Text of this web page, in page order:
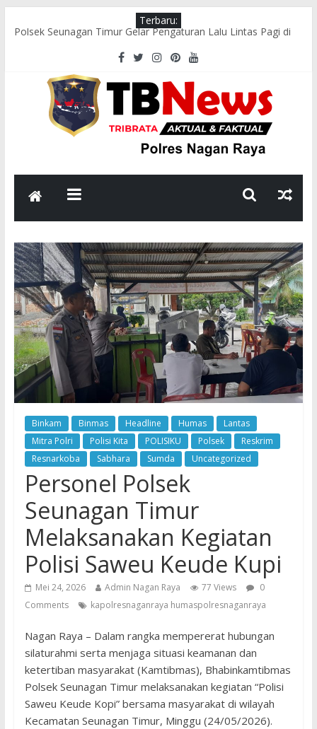
Terbaru:
Polsek Seunagan Timur Gelar Pengaturan Lalu Lintas Pagi di
Lokasi Rawan Kecelakaan dan Kemacetan
Polsek Tadu Raya Gelar “Sawe Kede Kopi”, Perkuat Silaturahmi
dan Sinergi dengan Masyarakat
Polsek Seunagan Timur Sosialisasikan Pencegahan Narkoba
kepada Masyarakat
Polsek Kuala Pesisir Sosialisasikan Pencegahan Karhutla, Ajak
Masyarakat Hentikan Pembakaran Hutan dan Lahan
Polsek Seunagan Timur Sosialisasikan Pencegahan Karhutla
kepada Masyarakat
Binkam Binmas Headline Humas
Lantas
Mitra Polri
Polisi Kita POLISIKU Polsek
Reskrim
Resnarkoba
Sabhara Sumda Uncategorized
Personel Polsek
Seunagan Timur
Melaksanakan Kegiatan
Polisi Saweu Keude Kupi
Mei 24, 2026 Admin Nagan Raya 77 Views
0
Comments
kapolresnaganraya humaspolresnaganraya
Nagan Raya – Dalam rangka mempererat hubungan
silaturahmi serta menjaga situasi keamanan dan
ketertiban masyarakat (Kamtibmas), Bhabinkamtibmas
Polsek Seunagan Timur melaksanakan kegiatan “Polisi
Saweu Keude Kopi” bersama masyarakat di wilayah
Kecamatan Seunagan Timur, Minggu (24/05/2026).